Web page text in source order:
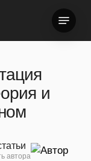
и
автора